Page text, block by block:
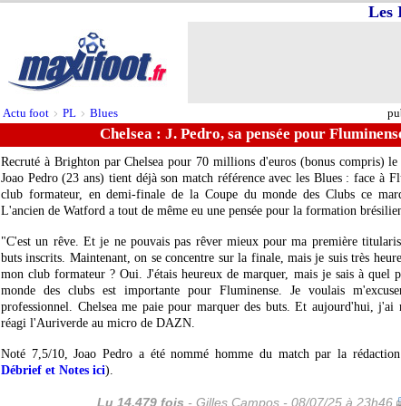
Actu foot > PL > Blues
Les
Chelsea : J. Pedro, sa pensée pour
Recruté à Brighton par Chelsea pour 70 millions d'euros (bonus compris)
Joao Pedro (23 ans) tient déjà son match référence avec les Blues : face à
club formateur, en demi-finale de la Coupe du monde des Clubs ce
L'ancien de Watford a tout de même eu une pensée pour la formation
"C'est un rêve. Et je ne pouvais pas rêver mieux pour ma première
buts inscrits. Maintenant, on se concentre sur la finale, mais je suis très
mon club formateur ? Oui. J'étais heureux de marquer, mais je sais à quel
monde des clubs est importante pour Fluminense. Je voulais
professionnel. Chelsea me paie pour marquer des buts. Et aujourd'hui, j'ai
réagi l'Auriverde au micro de DAZN.
Noté 7,5/10, Joao Pedro a été nommé homme du match par la
Débrief et Notes ici).
Lu 14.479 fois - Gilles Campos - 08/07/25 à 23h46